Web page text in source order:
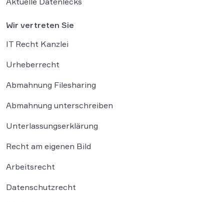
Wir vertreten Sie
IT Recht Kanzlei
Urheberrecht
Abmahnung Filesharing
Abmahnung unterschreiben
Unterlassungserklärung
Recht am eigenen Bild
Arbeitsrecht
Datenschutzrecht